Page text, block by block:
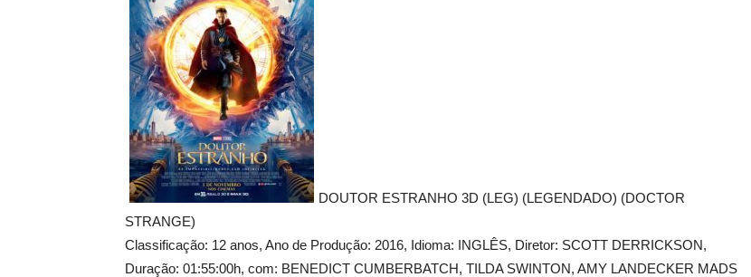
DOUTOR ESTRANHO 3D (LEG) (LEGENDADO) (DOCTOR
STRANGE)
Classificação: 12 anos, Ano de Produção: 2016, Idioma: INGLÊS, Diretor: SCOTT DERRICKSON,
Duração: 01:55:00h, com: BENEDICT CUMBERBATCH, TILDA SWINTON, AMY LANDECKER MADS